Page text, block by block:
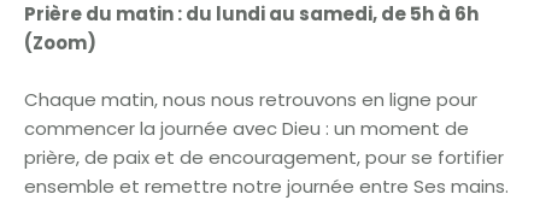
Prière du matin : du lundi au samedi, de 5h à 6h
(Zoom)
Chaque matin, nous nous retrouvons en ligne pour
commencer la journée avec Dieu : un moment de
prière, de paix et de encouragement, pour se fortifier
ensemble et remettre notre journée entre Ses mains.